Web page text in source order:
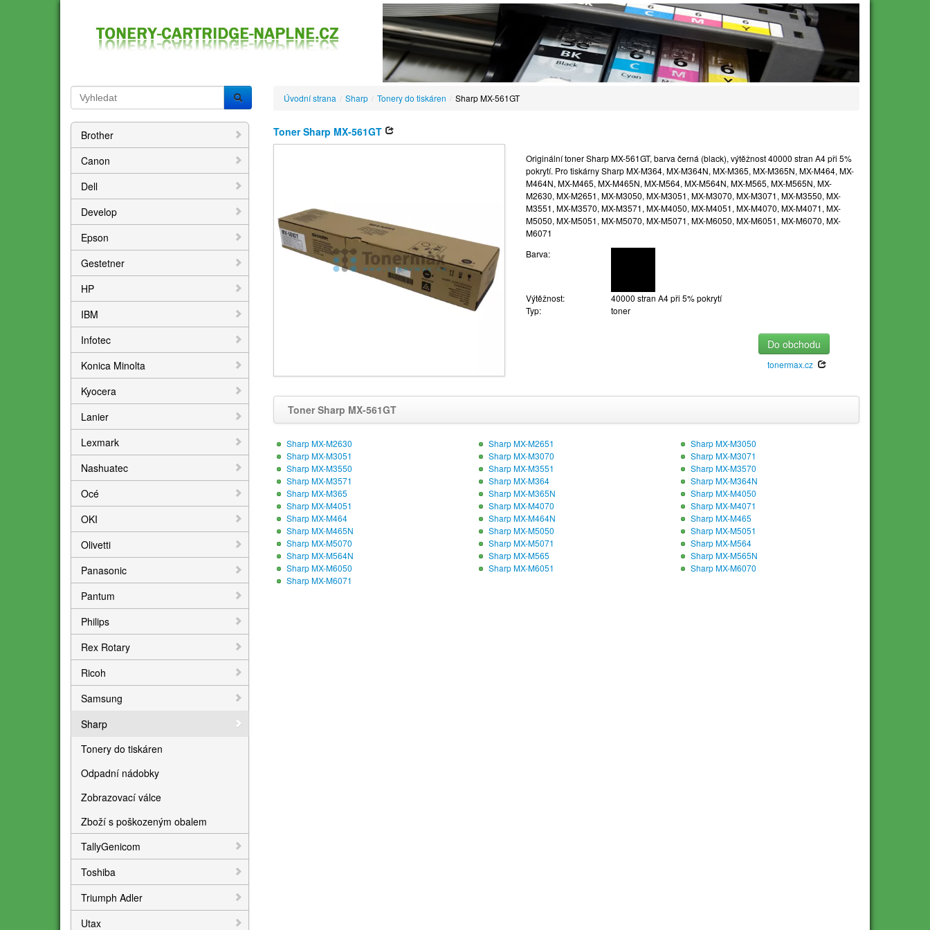
Brother
Canon
Dell
Develop
Epson
Gestetner
HP
IBM
Infotec
Konica Minolta
Kyocera
Lanier
Lexmark
Nashuatec
Océ
OKI
Olivetti
Panasonic
Pantum
Philips
Rex Rotary
Ricoh
Samsung
Sharp
Tonery do tiskáren
Odpadní nádobky
Zobrazovací válce
Zboží s poškozeným obalem
TallyGenicom
Toshiba
Triumph Adler
Utax
Úvodní strana / Sharp / Tonery do tiskáren / Sharp MX-561GT
Toner Sharp MX-561GT
Originální toner Sharp MX-561GT, barva černá (black), výtěžnost 40000 stran A4 při 5%
pokrytí. Pro tiskárny Sharp MX-M364, MX-M364N, MX-M365, MX-M365N, MX-M464, MX-
M464N, MX-M465, MX-M465N, MX-M564, MX-M564N, MX-M565, MX-M565N, MX-
M2630, MX-M2651, MX-M3050, MX-M3051, MX-M3070, MX-M3071, MX-M3550, MX-
M3551, MX-M3570, MX-M3571, MX-M4050, MX-M4051, MX-M4070, MX-M4071, MX-
M5050, MX-M5051, MX-M5070, MX-M5071, MX-M6050, MX-M6051, MX-M6070, MX-
M6071
Barva:
Výtěžnost:
40000 stran A4 při 5% pokrytí
Typ:
toner
Do obchodu
tonermax.cz
Toner Sharp MX-561GT
Sharp MX-M2630 Sharp MX-M2651
Sharp MX-M3050
Sharp MX-M3051
Sharp MX-M3070
Sharp MX-M3071
Sharp MX-M3550
Sharp MX-M3551
Sharp MX-M3570
Sharp MX-M3571
Sharp MX-M364
Sharp MX-M364N
Sharp MX-M365
Sharp MX-M365N
Sharp MX-M4050
Sharp MX-M4051
Sharp MX-M4070
Sharp MX-M4071
Sharp MX-M464
Sharp MX-M464N
Sharp MX-M465
Sharp MX-M465N
Sharp MX-M5050
Sharp MX-M5051
Sharp MX-M5070
Sharp MX-M5071
Sharp MX-M564
Sharp MX-M564N
Sharp MX-M565
Sharp MX-M565N
Sharp MX-M6050
Sharp MX-M6051
Sharp MX-M6070
Sharp MX-M6071